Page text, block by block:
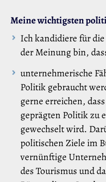
Meine wichtigsten
Ich kandidiere für
der Meinung bin,
unternehmerische
Politik gebraucht
gerne erreichen,
geprägten Politik zu
gewechselt wird.
politischen Ziele im
vernünftige
des Tourismus und